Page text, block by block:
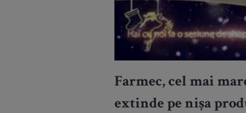
Farmec, cel mai
extinde pe nișa